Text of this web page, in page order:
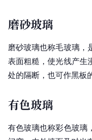
磨砂玻璃
磨砂玻璃也称毛玻璃，
表面粗糙，使光线产生
处的隔断，也可作黑板
有色玻璃
有色玻璃也称彩色玻璃